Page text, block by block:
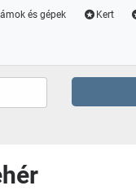
és gépek Kert